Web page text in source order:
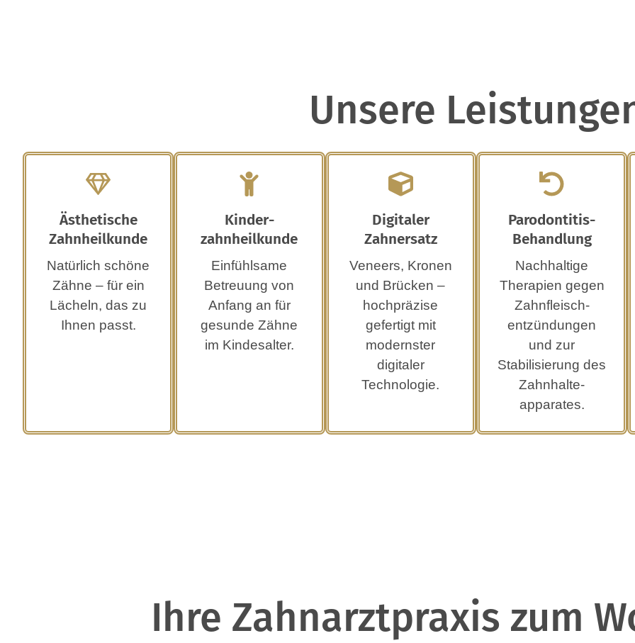
Unsere
Ästhetische
Zahnheilkunde
Natürlich schöne
Zähne – für ein
Lächeln, das zu
Ihnen passt.
Kinder­
zahnheilkunde
Einfühlsame
Betreuung von
Anfang an für
gesunde Zähne
im Kindesalter.
Digitaler
Zahnersatz
Veneers, Kronen
und Brücken –
hochpräzise
gefertigt mit
modernster
digitaler
Technologie.
Parodontitis-
Behandlung
Nachhaltige
Therapien gegen
Zahnfleisch­
entzündungen
und zur
Stabilisierung des
Zahnhalte­
apparates.
Ihre Zahnarztpraxis zum